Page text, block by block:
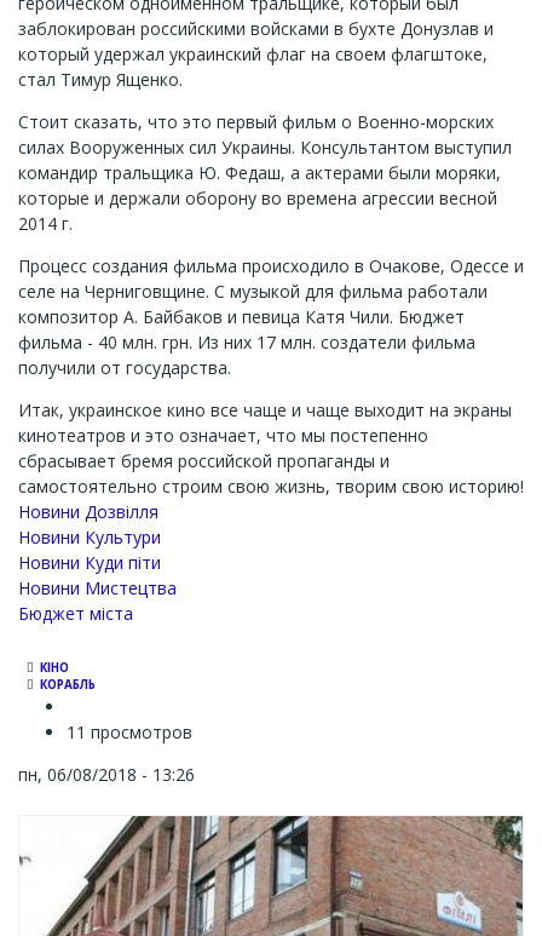
заблокирован российскими войсками в бухте Донузлав и
который удержал украинский флаг на своем флагштоке,
стал Тимур Ященко.
Стоит сказать, что это первый фильм о Военно-морских
силах Вооруженных сил Украины. Консультантом выступил
командир тральщика Ю. Федаш, а актерами были моряки,
которые и держали оборону во времена агрессии весной
2014 г.
Процесс создания фильма происходило в Очакове, Одессе и
селе на Черниговщине. С музыкой для фильма работали
композитор А. Байбаков и певица Катя Чили. Бюджет
фильма - 40 млн. грн. Из них 17 млн. создатели фильма
получили от государства.
Итак, украинское кино все чаще и чаще выходит на экраны
кинотеатров и это означает, что мы постепенно
сбрасывает бремя российской пропаганды и
самостоятельно строим свою жизнь, творим свою историю!
Новини Дозвілля
Новини Культури
Новини Куди піти
Новини Мистецтва
Бюджет міста
КІНО
КОРАБЛЬ
11 просмотров
пн, 06/08/2018 - 13:26